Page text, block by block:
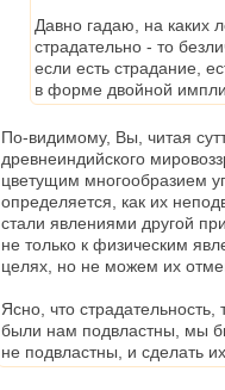
Давно гадаю, на каких
страдательно - то
если есть страдание,
в форме двойной
По-видимому, Вы, читая
древнеиндийского
цветущим многообразием
определяется, как их
стали явлениями другой
не только к физическим
целях, но не можем их
Ясно, что
были нам подвластны, мы
не подвластны, и сделать